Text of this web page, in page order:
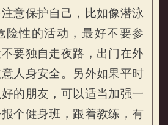
意保护自己，比如像潜泳
险性的活动，最好不要参
要独自走夜路，出门在外
人身安全。另外如果平时
的朋友，可以适当加强一
个健身班，跟着教练，有